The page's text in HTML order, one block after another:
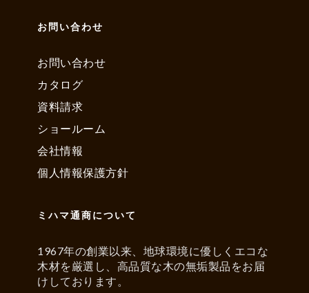
お問い合わせ
お問い合わせ
カタログ
資料請求
ショールーム
会社情報
個人情報保護方針
ミハマ通商について
1967年の創業以来、地球環境に優しくエコな
木材を厳選し、高品質な木の無垢製品をお届
けしております。